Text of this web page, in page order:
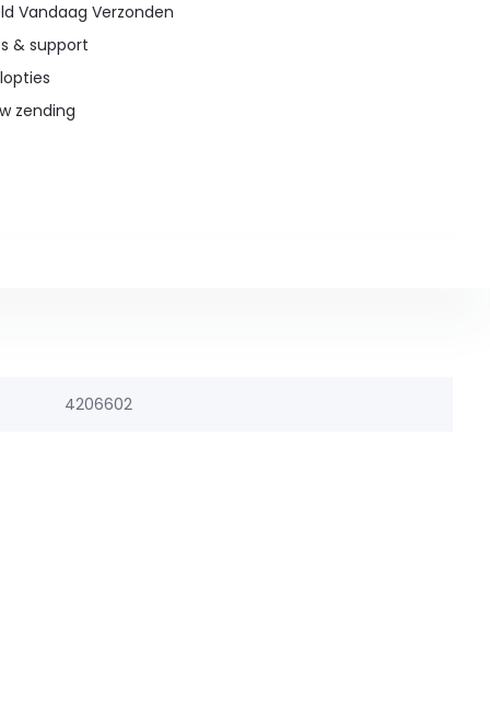
Vandaag Verzonden
& support
zending
4206602